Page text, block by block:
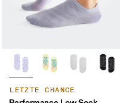
LETZTE CHANCE